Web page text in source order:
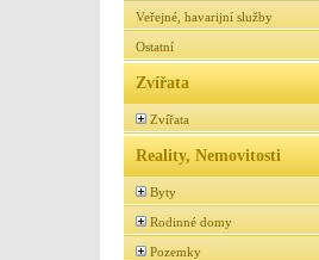
Veřejné, havarijní služby
Ostatní
Zvířata
Zvířata
Reality, Nemovitosti
Byty
Rodinné domy
Pozemky